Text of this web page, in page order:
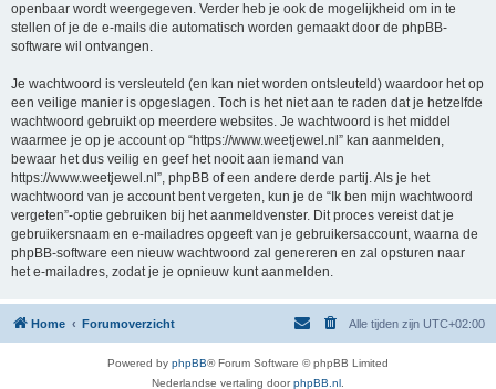
openbaar wordt weergegeven. Verder heb je ook de mogelijkheid om in te
stellen of je de e-mails die automatisch worden gemaakt door de phpBB-
software wil ontvangen.
Je wachtwoord is versleuteld (en kan niet worden ontsleuteld) waardoor het op
een veilige manier is opgeslagen. Toch is het niet aan te raden dat je hetzelfde
wachtwoord gebruikt op meerdere websites. Je wachtwoord is het middel
waarmee je op je account op “https://www.weetjewel.nl” kan aanmelden,
bewaar het dus veilig en geef het nooit aan iemand van
https://www.weetjewel.nl”, phpBB of een andere derde partij. Als je het
wachtwoord van je account bent vergeten, kun je de “Ik ben mijn wachtwoord
vergeten”-optie gebruiken bij het aanmeldvenster. Dit proces vereist dat je
gebruikersnaam en e-mailadres opgeeft van je gebruikersaccount, waarna de
phpBB-software een nieuw wachtwoord zal genereren en zal opsturen naar
het e-mailadres, zodat je je opnieuw kunt aanmelden.
Home Forumoverzicht Alle tijden zijn UTC+02:00
Powered by phpBB® Forum Software © phpBB Limited
Nederlandse vertaling doorphpBB.nl